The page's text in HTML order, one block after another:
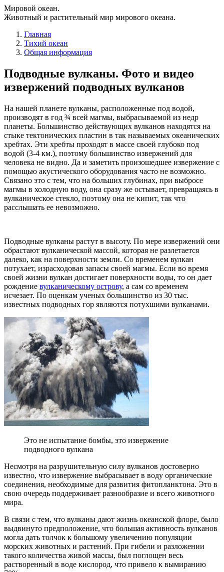
Мировой океан.
Животный и растительный мир мирового океана.
Главная
Тихий океан
Общая информация
Подводные вулканы. Фото и видео
извержений подводных вулканов
На нашей планете вулканы, расположенные под водой,
производят в год ¾ всей магмы, выбрасываемой из недр
планеты. Большинство действующих вулканов находятся на
стыке тектонических пластин в так называемых океанических
хребтах. Эти хребты проходят в массе своей глубоко под
водой (3-4 км.), поэтому большинство извержений для
человека не видно. Да и заметить произошедшее извержение с
помощью акустического оборудования часто не возможно.
Связано это с тем, что на больших глубинах, при выбросе
магмы в холодную воду, она сразу же остывает, превращаясь в
вулканическое стекло, поэтому она не кипит, так что
расслышать ее невозможно.
Подводные вулканы растут в высоту. По мере извержений они
обрастают вулканической массой, которая не разлетается
далеко, как на поверхности земли. Со временем вулкан
потухает, израсходовав запасы своей магмы. Если во время
своей жизни вулкан достигает поверхности воды, то он дает
рождение вулканическому острову, а сам со временем
исчезает. По оценкам ученых большинство из 30 тыс.
известных подводных гор являются потухшими вулканами.
Это не испытание бомбы, это извержение
подводного вулкана
Несмотря на разрушительную силу вулканов достоверно
известно, что извержение выбрасывает в воду органические
соединения, необходимые для развития фитопланктона. Это в
свою очередь поддерживает разнообразие и всего животного
мира.
В связи с тем, что вулканы дают жизнь океанской флоре, было
выдвинуто предположение, что большая активность вулканов
могла дать толчок к большому увеличению популяции
морских животных и растений. При гибели и разложении
такого количества живой массы, был поглощен весь
растворенный в воде кислород, что привело к вымиранию